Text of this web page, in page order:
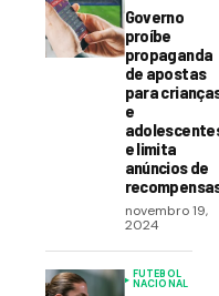
Governo
proíbe
propaganda
de apostas
para
e
e limita
anúncios de
novembro 19,
2024
FUTEBOL
NACIONAL